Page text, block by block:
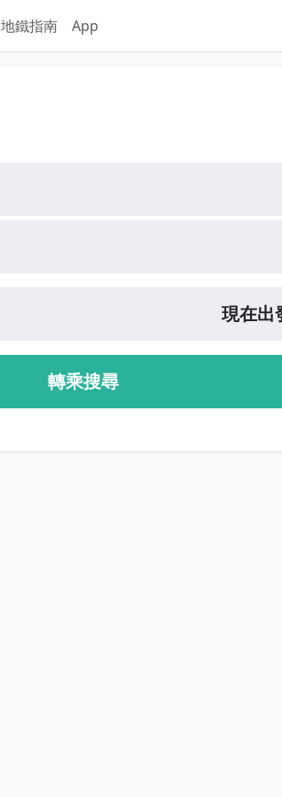
地鐵指南 App
現在出
轉乘搜尋